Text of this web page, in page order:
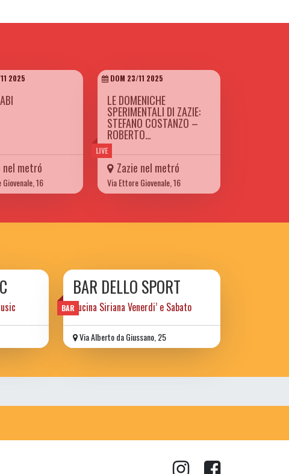
2025
nel metró
16
LIVE
DOM 23/11 2025
LE DOMENICHE
SPERIMENTALI DI ZAZIE:
STEFANO COSTANZO –
ROBERTO…
Zazie nel metró
Via Ettore Giovenale, 16
BAR
BAR DELLO SPORT
Cucina Siriana Venerdi’ e Sabato
Via Alberto da Giussano, 25